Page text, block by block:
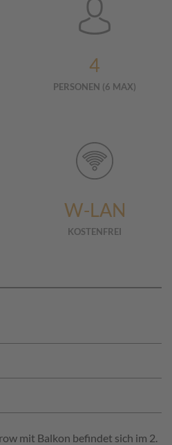
4
PERSONEN (6 MAX)
W-LAN
KOSTENFREI
mit Balkon befindet sich im 2.